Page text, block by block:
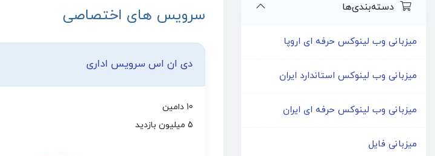
دسته‌بندی‌ها
میزبانی وب لینوکس حرفه ای اروپا
میزبانی وب لینوکس استاندارد ایران
میزبانی وب لینوکس حرفه ای ایران
میزبانی فایل
سرویس های اختصاصی
دی ان اس سرویس اداری
10 دامین
5 میلیون بازدید